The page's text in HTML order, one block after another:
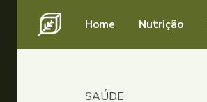
Home Nutrição
SAÚDE